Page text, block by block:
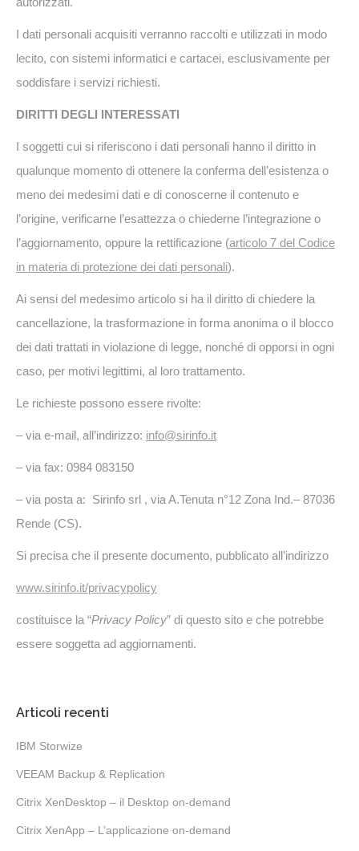
I dati personali acquisiti verranno raccolti e utilizzati in modo
lecito, con sistemi informatici e cartacei, esclusivamente per
soddisfare i servizi richiesti.
DIRITTI DEGLI INTERESSATI
I soggetti cui si riferiscono i dati personali hanno il diritto in
qualunque momento di ottenere la conferma dell’esistenza o
meno dei medesimi dati e di conoscerne il contenuto e
l’origine, verificarne l’esattezza o chiederne l’integrazione o
l’aggiornamento, oppure la rettificazione (articolo 7 del Codice
in materia di protezione dei dati personali).
Ai sensi del medesimo articolo si ha il diritto di chiedere la
cancellazione, la trasformazione in forma anonima o il blocco
dei dati trattati in violazione di legge, nonché di opporsi in ogni
caso, per motivi legittimi, al loro trattamento.
Le richieste possono essere rivolte:
– via e-mail, all’indirizzo: info@sirinfo.it
– via fax: 0984 083150
– via posta a: Sirinfo srl , via A.Tenuta n°12 Zona Ind.– 87036
Rende (CS).
Si precisa che il presente documento, pubblicato all’indirizzo
www.sirinfo.it/privacypolicy
costituisce la “Privacy Policy” di questo sito e che potrebbe
essere soggetta ad aggiornamenti.
Articoli recenti
IBM Storwize
VEEAM Backup & Replication
Citrix XenDesktop – il Desktop on-demand
Citrix XenApp – L’applicazione on-demand